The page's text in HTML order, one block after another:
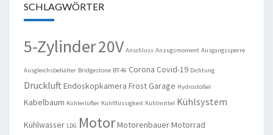
SCHLAGWÖRTER
5-Zylinder20V Anschluss Anzugsmoment Ausgangssperre
Ausgleichsbehälter Bridgestone BT-46 Corona Covid-19 Dichtung
DruckluftEndoskopkamera Frost Garage Hydrostößel
Kabelbaum Kühlerlüfter Kühlflüssigkeit Kühlmittel Kühlsystem
Kühlwasser LDG MotorMotorenbauerMotorrad